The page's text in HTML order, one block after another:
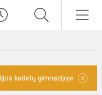
kadetų gimnazijoje ×